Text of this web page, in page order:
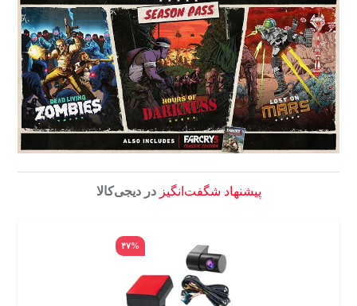
پیشنهاد شگفت‌انگیز در دیجی‌کالا
۴۷%